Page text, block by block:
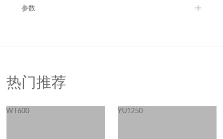
参数
热门推荐
WT600 YU1250